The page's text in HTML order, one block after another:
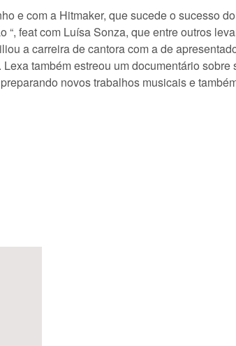
e com a Hitmaker, que sucede o sucesso do
“, feat com Luísa Sonza, que entre outros
a carreira de cantora com a de
também estreou um documentário sobre
novos trabalhos musicais e